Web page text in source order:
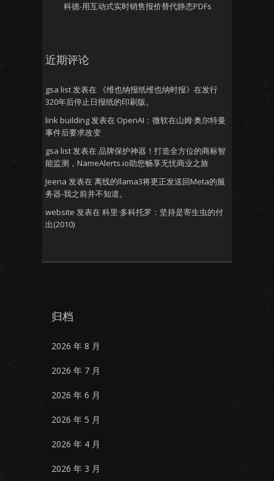
科德-用互动式实时销售报价替代静态PDFs
近期评论
gsa list发表在
《维也纳报纸维也纳时报》在发行
320年后停止日报纸的印刷版。
link building发表在 OpenAI：微软在山姆·奥尔特曼
事件后要求改变
gsa list发表在 品牌保护神器！打造全方位的商标智
能监测，NameAlerts.io助您畅享无忧商业之旅
Jeena 发表在 离线的llama3将更正发送回Meta的服
务器-我之前并不知道。
website 发表在 科里·多科托罗：坚持是寄生虫的付
出(2010)
归档
2026 年 8 月
2026 年 7 月
2026 年 6 月
2026 年 5 月
2026 年 4 月
2026 年 3 月